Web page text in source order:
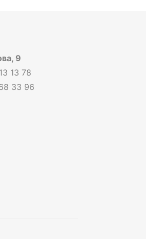
9
13 78
33 96